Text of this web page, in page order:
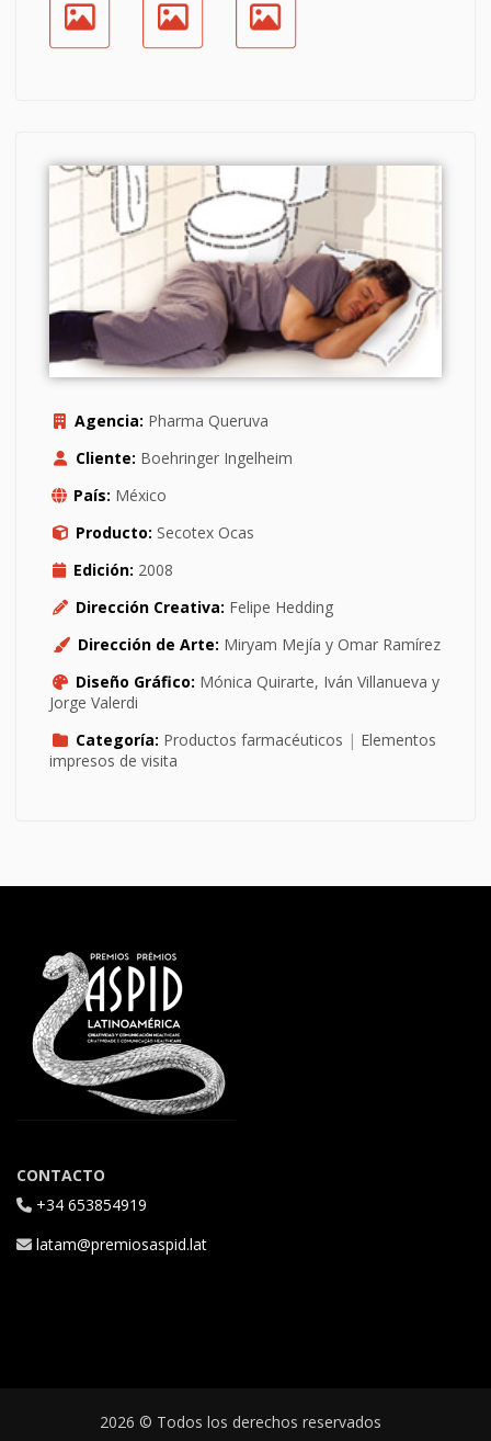
Agencia: Pharma Queruva
Cliente: Boehringer Ingelheim
País: México
Producto: Secotex Ocas
Edición: 2008
Dirección Creativa: Felipe Hedding
Dirección de Arte: Miryam Mejía y Omar Ramírez
Diseño Gráfico: Mónica Quirarte, Iván Villanueva y
Jorge Valerdi
Categoría: Productos farmacéuticos | Elementos
impresos de visita
CONTACTO
+34 653854919
latam@premiosaspid.lat
2026 © Todos los derechos reservados